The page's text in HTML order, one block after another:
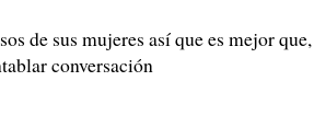
de sus mujeres así que es mejor
conversación